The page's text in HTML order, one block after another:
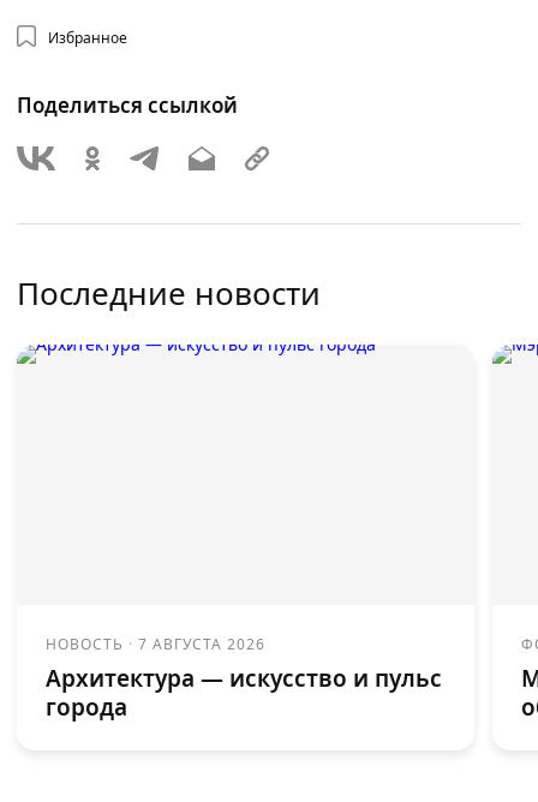
Избранное
Поделиться ссылкой
Последние новости
НОВОСТЬ ·7 АВГУСТА 2026
Архитектура — искусство и пульс
города